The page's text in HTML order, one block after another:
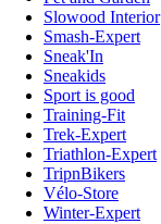
Slowood Interior
Smash-Expert
Sneak'In
Sneakids
Sport is good
Training-Fit
Trek-Expert
Triathlon-Expert
TripnBikers
Vélo-Store
Winter-Expert